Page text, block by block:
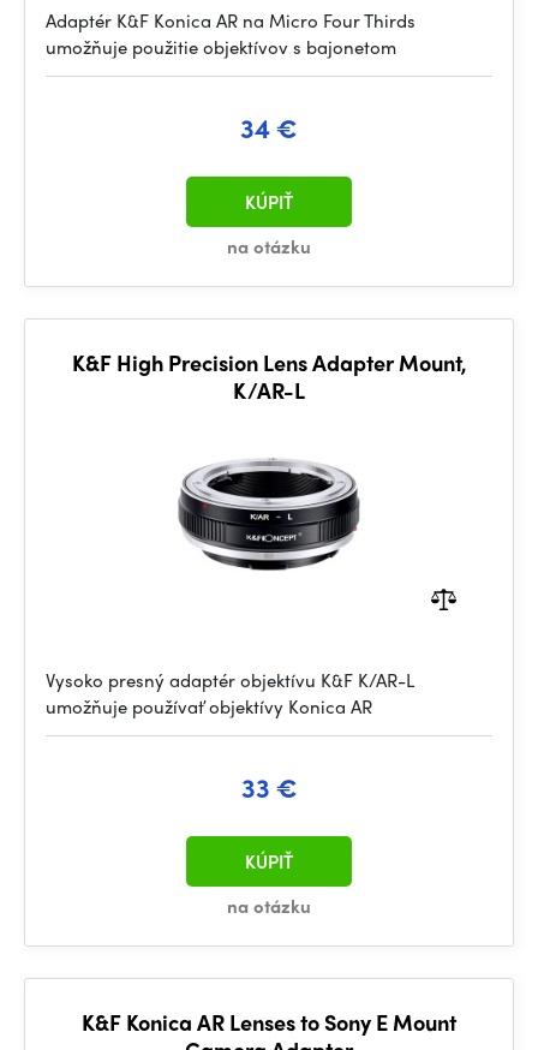
Adaptér K&F Konica AR na Micro Four Thirds
umožňuje použitie objektívov s bajonetom
34 €
na otázku
KÚPIŤ
K&F High Precision Lens Adapter Mount,
K/AR-L
Vysoko presný adaptér objektívu K&F K/AR-L
umožňuje používať objektívy Konica AR
33 €
na otázku
KÚPIŤ
K&F Konica AR Lenses to Sony E Mount